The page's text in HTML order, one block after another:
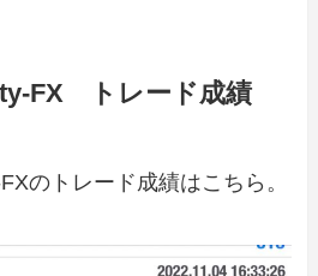
FX トレード成績
のトレード成績はこちら。